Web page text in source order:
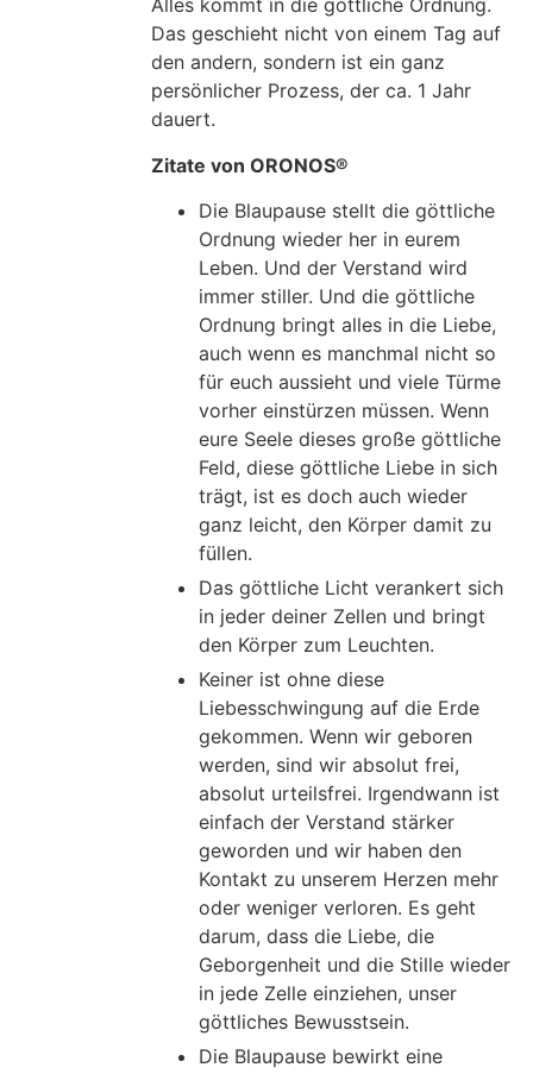
Alles kommt in die göttliche Ordnung.
Das geschieht nicht von einem Tag auf
den andern, sondern ist ein ganz
persönlicher Prozess, der ca. 1 Jahr
dauert.
Zitate von ORONOS®
Die Blaupause stellt die göttliche
Ordnung wieder her in eurem
Leben. Und der Verstand wird
immer stiller. Und die göttliche
Ordnung bringt alles in die Liebe,
auch wenn es manchmal nicht so
für euch aussieht und viele Türme
vorher einstürzen müssen. Wenn
eure Seele dieses große göttliche
Feld, diese göttliche Liebe in sich
trägt, ist es doch auch wieder
ganz leicht, den Körper damit zu
füllen.
Das göttliche Licht verankert sich
in jeder deiner Zellen und bringt
den Körper zum Leuchten.
Keiner ist ohne diese
Liebesschwingung auf die Erde
gekommen. Wenn wir geboren
werden, sind wir absolut frei,
absolut urteilsfrei. Irgendwann ist
einfach der Verstand stärker
geworden und wir haben den
Kontakt zu unserem Herzen mehr
oder weniger verloren. Es geht
darum, dass die Liebe, die
Geborgenheit und die Stille wieder
in jede Zelle einziehen, unser
göttliches Bewusstsein.
Die Blaupause bewirkt eine